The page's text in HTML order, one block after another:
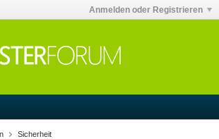
Anmelden oder Registrieren
Sicherheit